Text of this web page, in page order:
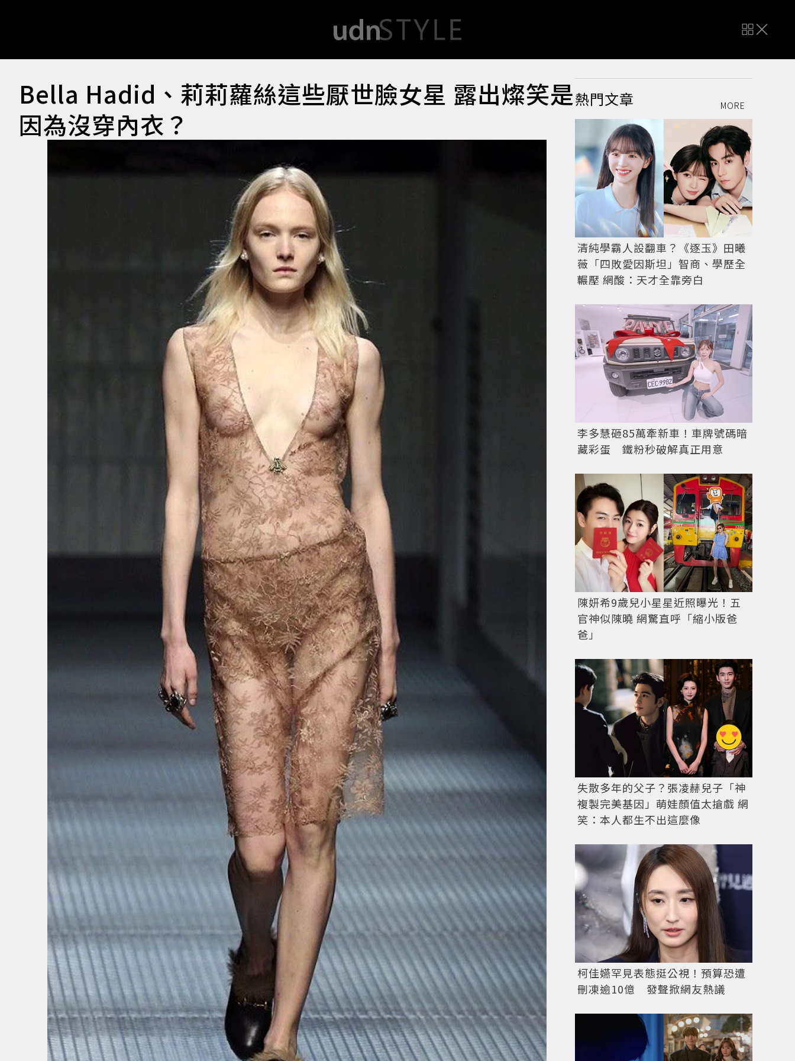
Bella Hadid、莉莉蘿絲這些厭世臉女星 露出燦笑是
因為沒穿內衣？
韓星雪莉。圖／擷自instagram
熱門文章 MORE
清純學霸人設翻車？《逐玉》田曦
薇「四敗愛因斯坦」智商、學歷全
輾壓 網酸：天才全靠旁白
李多慧砸85萬牽新車！車牌號碼暗
藏彩蛋 鐵粉秒破解真正用意
陳妍希9歲兒小星星近照曝光！五
官神似陳曉 網驚直呼「縮小版爸
爸」
失散多年的父子？張凌赫兒子「神
複製完美基因」萌娃顏值太搶戲 網
笑：本人都生不出這麼像
柯佳嬿罕見表態挺公視！預算恐遭
刪凍逾10億 發聲掀網友熱議